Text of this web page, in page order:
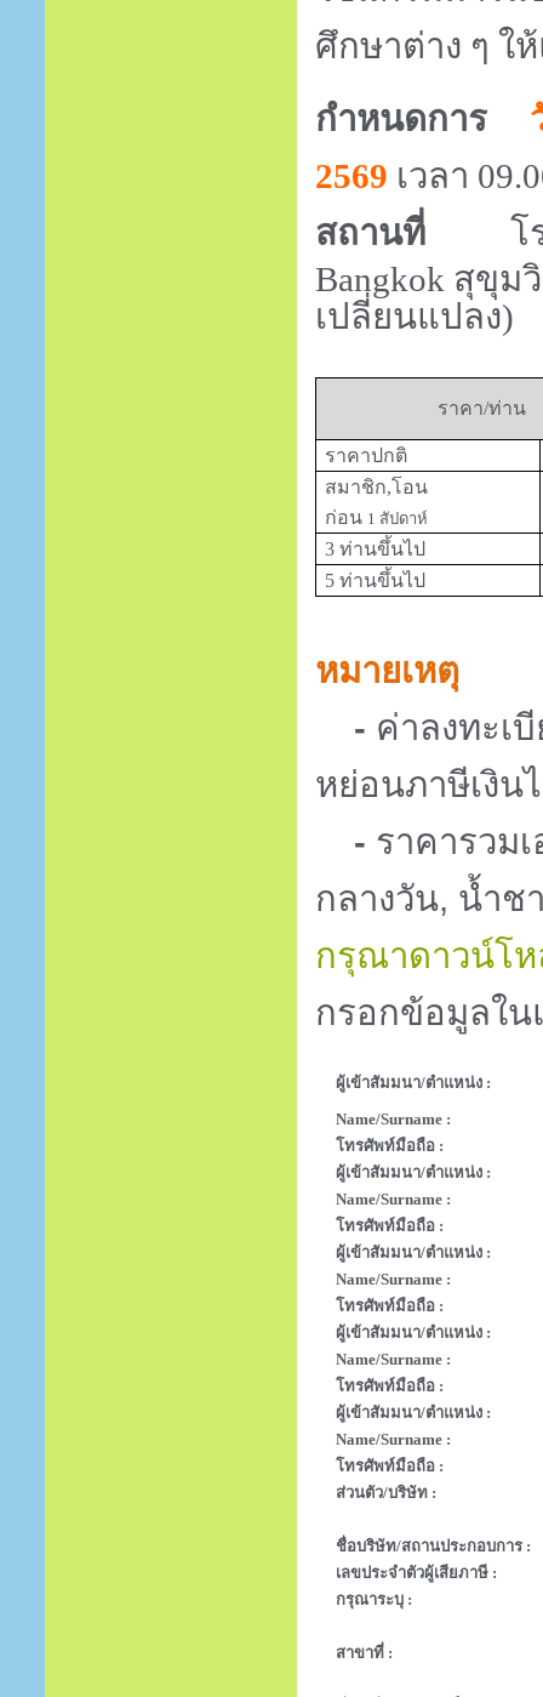
ศึกษาต่าง ๆ ใ
กำหนดการ
2569 เวลา 09.
สถานที่
โ
Bangkok สุขุม
เปลี่ยนแปลง)
ราคา/ท่าน
ราคาปกติ
สมาชิก,โอน
ก่อน 1 สัปดาห์
3 ท่านขึ้นไป
5 ท่านขึ้นไป
หมายเหตุ
- ค่าลงทะเ
หย่อนภาษีเงิน
- ราคารวม
กลางวัน, น้ำ
กรุณาดาวน์โ
กรอกข้อมูลใน
ผู้เข้าสัมมนา/ตำแหน่ง :
Name/Surname :
โทรศัพท์มือถือ :
ผู้เข้าสัมมนา/ตำแหน่ง :
Name/Surname :
โทรศัพท์มือถือ :
ผู้เข้าสัมมนา/ตำแหน่ง :
Name/Surname :
โทรศัพท์มือถือ :
ผู้เข้าสัมมนา/ตำแหน่ง :
Name/Surname :
โทรศัพท์มือถือ :
ผู้เข้าสัมมนา/ตำแหน่ง :
Name/Surname :
โทรศัพท์มือถือ :
ส่วนตัว/บริษัท :
ชื่อบริษัท/สถานประกอบการ :
เลขประจำตัวผู้เสียภาษี :
กรุณาระบุ :
สาขาที่ :